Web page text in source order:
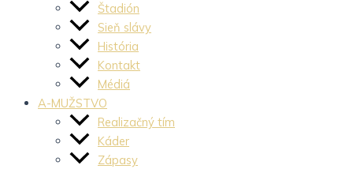
Štadión
Sieň slávy
História
Kontakt
Médiá
A-MUŽSTVO
Realizačný tím
Káder
Zápasy